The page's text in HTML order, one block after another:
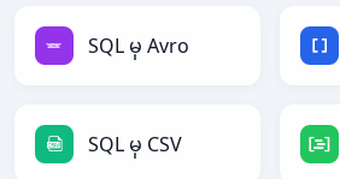
SQL မှ Avro
SQL မှ CSV